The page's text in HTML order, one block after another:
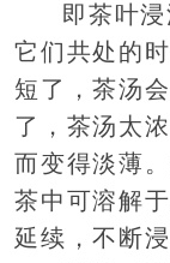
即茶叶
它们共处的
短了，茶汤
了，茶汤太
而变得淡薄
茶中可溶解
延续，不断